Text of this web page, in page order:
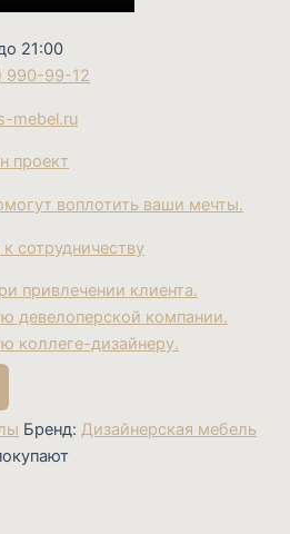
21:00
990-99-12
mebel.ru
проект
воплотить ваши мечты.
сотрудничеству
привлечении клиента.
девелоперской компании.
коллеге-дизайнеру.
Бренд: Дизайнерская мебель